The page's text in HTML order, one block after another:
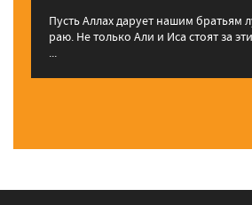
Пусть Аллах дарует нашим братьям
раю. Не только Али и Иса стоят за
...